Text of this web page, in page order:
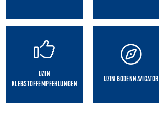
UZIN
KLEBSTOFFEMPFEHLUNGEN
UZIN BODENNAVIGATOR